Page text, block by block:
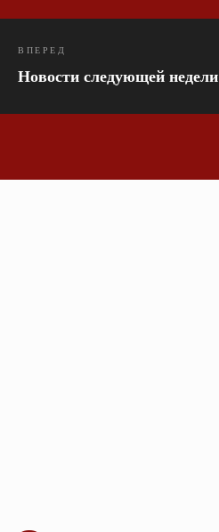
ВПЕРЕД
Новости следующей недели